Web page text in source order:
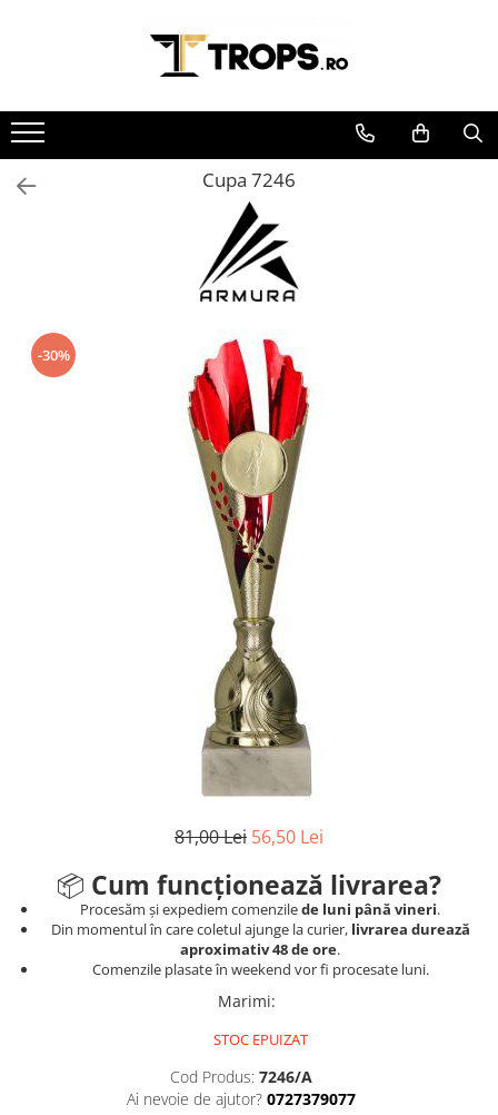
Sporturi
Arte Martiale
Atletism
Fotbal
Accesorii Cupe
Personalizari Cupe
Medalii
Medalii Tematice
Medalii Personalizate
Cupa 7246
-30%
81,00 Lei 56,50 Lei
📦 Cum funcționează livrarea?
Procesăm și expediem comenzilede luni până vineri.
Din momentul în care coletul ajunge la curier, livrarea durează
aproximativ 48 de ore.
Comenzile plasate în weekend vor fi procesate luni.
Marimi:
STOC EPUIZAT
Cod Produs: 7246/A
Ai nevoie de ajutor? 0727379077